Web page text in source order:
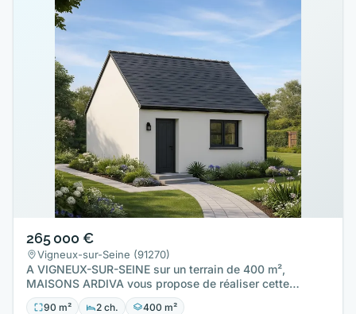
265 000 €
Vigneux-sur-Seine (91270)
A VIGNEUX-SUR-SEINE sur un terrain de 400 m²,
MAISONS ARDIVA vous propose de réaliser cette
maison neuve d'une surface…
90 m² 2 ch. 400 m²